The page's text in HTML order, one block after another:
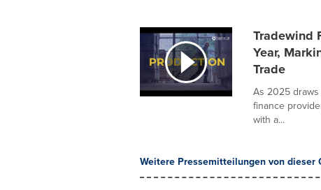
Tradewind
Year,
Trade
As 2025
finance
with a...
Weitere Pressemitteilungen von dieser